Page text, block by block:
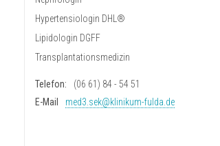
Hypertensiologin DHL®
Lipidologin DGFF
Transplantationsmedizin
Telefon:
(06 61) 84 - 54 51
E-Mail
med3.sek@klinikum-fulda.de